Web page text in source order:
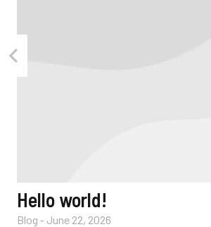
Hello world!
Blog - June 22, 2026